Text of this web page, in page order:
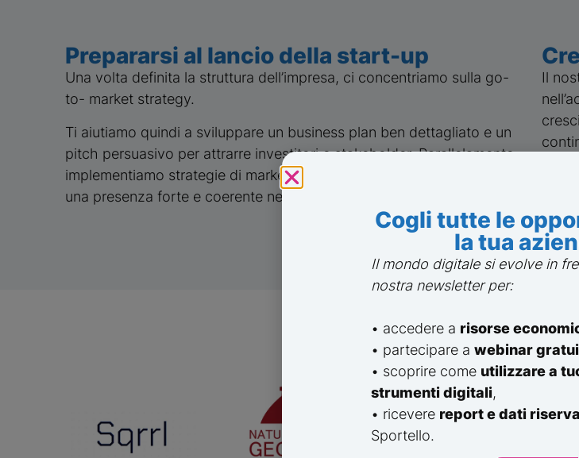
Prepararsi al lancio della start-up
Una volta definita la struttura dell’impresa, ci concentriamo sulla go-
to- market strategy.
Ti aiutiamo quindi a sviluppare un business plan ben dettagliato e un
pitch persuasivo per attrarre investitori e stakeholder. Parallelamente,
implementiamo strategie di marketing digitale e branding per costruire
una presenza forte e coerente nel mercato.
Il
Scopri le nostre
Cogli tutte le
la tua
Il mondo digitale si evolve in
nostra newsletter per:
• accedere a risorse
• partecipare a webinar
• scoprire come utilizzare a
strumenti digitali,
• ricevere report e dati
Sportello.